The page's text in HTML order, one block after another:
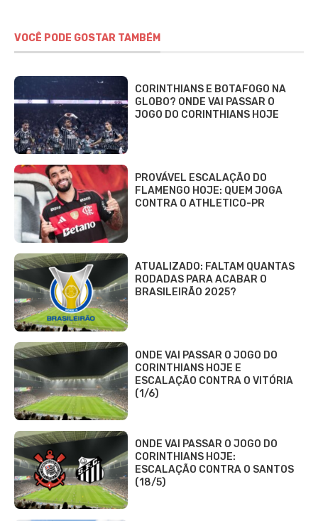
VOCÊ PODE GOSTAR TAMBÉM
CORINTHIANS E BOTAFOGO NA
GLOBO? ONDE VAI PASSAR O
JOGO DO CORINTHIANS HOJE
PROVÁVEL ESCALAÇÃO DO
FLAMENGO HOJE: QUEM JOGA
CONTRA O ATHLETICO-PR
ATUALIZADO: FALTAM QUANTAS
RODADAS PARA ACABAR O
BRASILEIRÃO 2025?
ONDE VAI PASSAR O JOGO DO
CORINTHIANS HOJE E
ESCALAÇÃO CONTRA O VITÓRIA
(1/6)
ONDE VAI PASSAR O JOGO DO
CORINTHIANS HOJE:
ESCALAÇÃO CONTRA O SANTOS
(18/5)